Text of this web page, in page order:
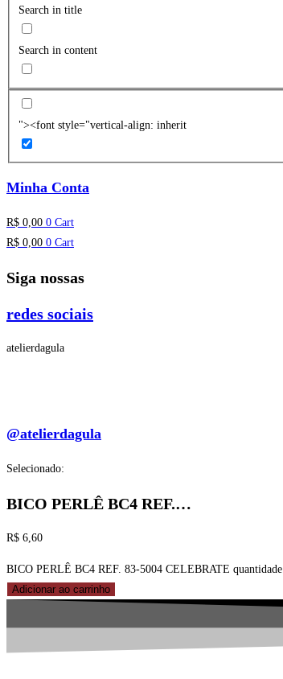
Search in title
Search in content
"><font style="vertical-align: inherit
Minha Conta
R$ 0,00 0 Cart
R$ 0,00 0 Cart
Siga nossas
redes sociais
atelierdagula
@atelierdagula
Selecionado:
BICO PERLÊ BC4 REF.…
R$ 6,60
BICO PERLÊ BC4 REF. 83-5004 CELEBRATE quantidade
Adicionar ao carrinho